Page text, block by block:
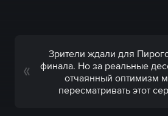
Зрители ждали для
финала. Но за реальные
отчаянный оптимизм
пересматривать этот